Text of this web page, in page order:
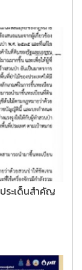
ระเด็นสำคัญ